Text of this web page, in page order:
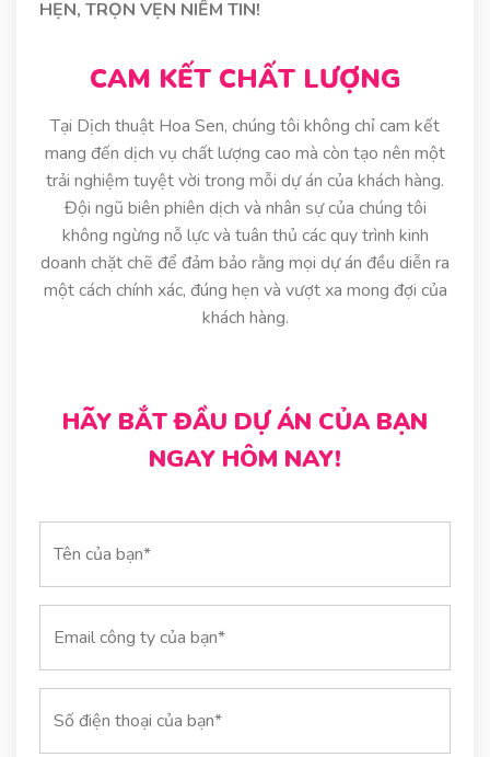
HẸN, TRỌN VẸN NIỀM TIN!
CAM KẾT CHẤT LƯỢNG
Tại Dịch thuật Hoa Sen, chúng tôi không chỉ cam kết
mang đến dịch vụ chất lượng cao mà còn tạo nên một
trải nghiệm tuyệt vời trong mỗi dự án của khách hàng.
Đội ngũ biên phiên dịch và nhân sự của chúng tôi
không ngừng nỗ lực và tuân thủ các quy trình kinh
doanh chặt chẽ để đảm bảo rằng mọi dự án đều diễn ra
một cách chính xác, đúng hẹn và vượt xa mong đợi của
khách hàng.
HÃY BẮT ĐẦU DỰ ÁN CỦA BẠN
NGAY HÔM NAY!